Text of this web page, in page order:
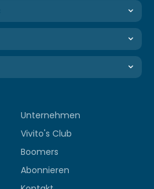
Unternehmen
Vivito's Club
Boomers
Abonnieren